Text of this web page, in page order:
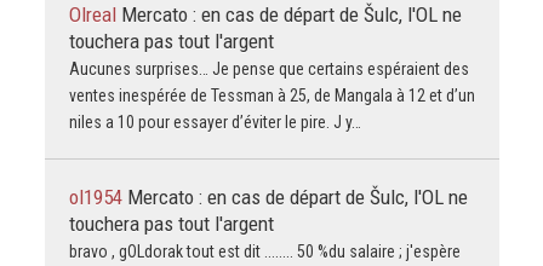
Olreal Mercato : en cas de départ de Šulc, l'OL ne
touchera pas tout l'argent
Aucunes surprises… Je pense que certains espéraient des
ventes inespérée de Tessman à 25, de Mangala à 12 et d’un
niles a 10 pour essayer d’éviter le pire. J y…
ol1954 Mercato : en cas de départ de Šulc, l'OL ne
touchera pas tout l'argent
bravo , gOLdorak tout est dit ........ 50 %du salaire ; j'espère